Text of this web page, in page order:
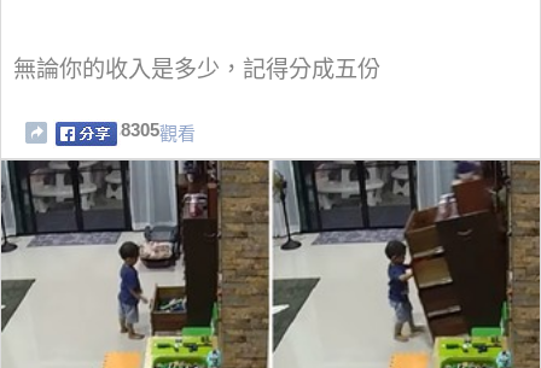
無論你的收入是多少，記得分成五份
8305觀看